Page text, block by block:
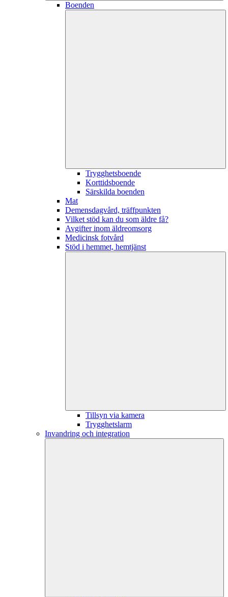
Boenden
Trygghetsboende
Korttidsboende
Särskilda boenden
Mat
Demensdagvård, träffpunkten
Vilket stöd kan du som äldre få?
Avgifter inom äldreomsorg
Medicinsk fotvård
Stöd i hemmet, hemtjänst
Tillsyn via kamera
Trygghetslarm
Invandring och integration